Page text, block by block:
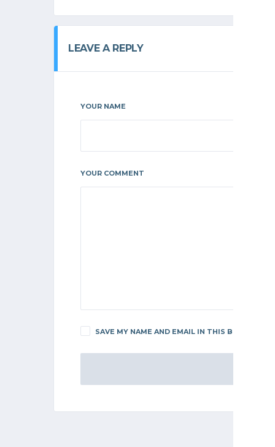
LEAVE A REPLY
YOUR NAME
YOUR COMMENT
SAVE MY NAME AND EMAIL IN THIS BROWSER